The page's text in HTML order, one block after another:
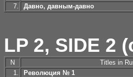
7.
Давно, давным-давно
LP 2, SIDE 2
N
Titles in
1.
Революция № 1